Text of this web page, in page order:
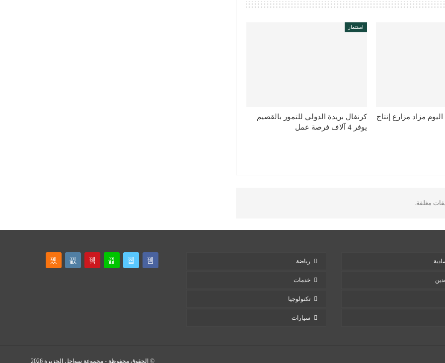
مزاد مزارع إنتاج
استثمار
كرنفال بريدة الدولي للتمور بالقصيم
يوفر 4 آلاف فرصة عمل
مغلقة.
رياضة
خدمات
تكنولوجيا
سيارات
© الحقوق محفوظة - مجموعة سواحل الجزيرة 2026